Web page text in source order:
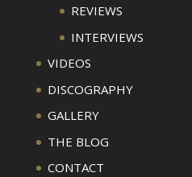
REVIEWS
INTERVIEWS
VIDEOS
DISCOGRAPHY
GALLERY
THE BLOG
CONTACT